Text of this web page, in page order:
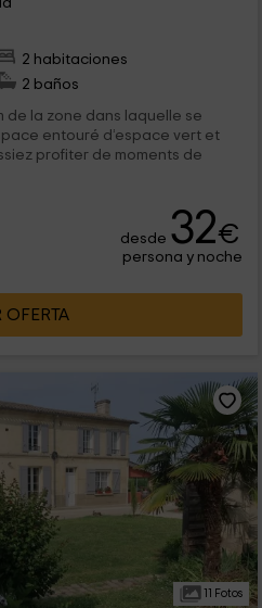
2 habitaciones
2 baños
de la zone dans laquelle se
entouré d’espace vert et
profiter de moments de
desde 32€
persona y noche
OFERTA
11 Fotos